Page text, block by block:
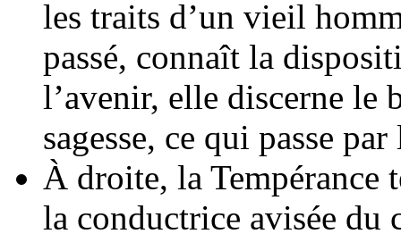
les traits d’un vieil
passé, connaît la
l’avenir, elle discerne le
sagesse, ce qui passe
À droite, la Tempérance
la conductrice avisée du